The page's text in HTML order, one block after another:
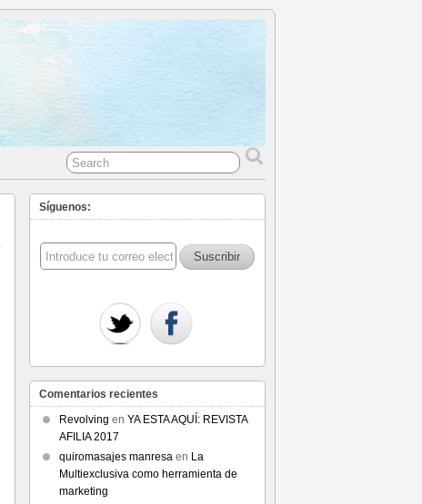
Síguenos:
Comentarios recientes
Revolving en YA ESTA AQUÍ: REVISTA
AFILIA 2017
quiromasajes manresa en La
Multiexclusiva como herramienta de
marketing